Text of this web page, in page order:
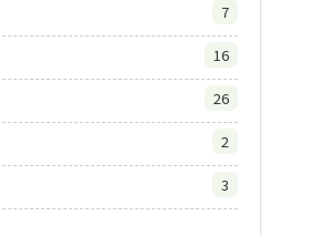
7
16
26
2
3